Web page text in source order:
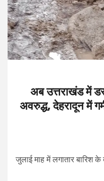
अब उत्तराखंड में
अवरुद्ध, देहरादून में
जुलाई माह में लगातार बारिश